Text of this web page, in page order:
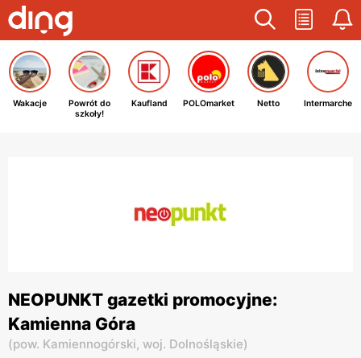
Wakacje
Powrót do
szkoły!
Kaufland POLOmarket Netto Intermarche
NEOPUNKT gazetki promocyjne:
Kamienna Góra
(pow. Kamiennogórski, woj. Dolnośląskie)